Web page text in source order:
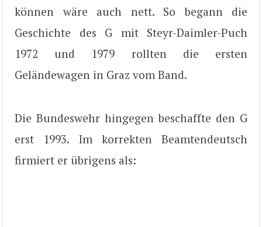
können wäre auch nett. So begann die
Geschichte des G mit Steyr-Daimler-Puch
1972 und 1979 rollten die ersten
Geländewagen in Graz vom Band.
Die Bundeswehr hingegen beschaffte den G
erst 1993. Im korrekten Beamtendeutsch
firmiert er übrigens als: